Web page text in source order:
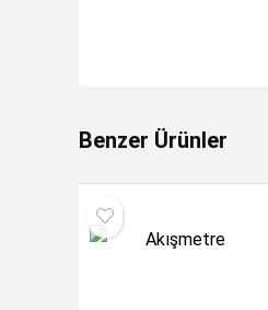
Benzer Ürünler